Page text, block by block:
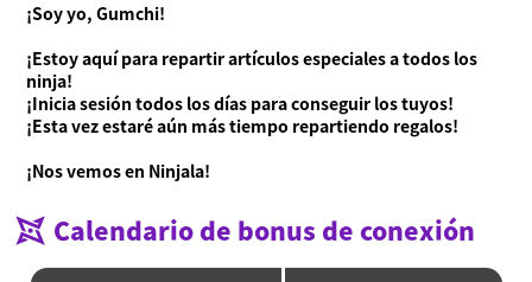
¡Soy yo, Gumchi!
¡Estoy aquí para repartir artículos especiales a todos los
ninja!
¡Inicia sesión todos los días para conseguir los tuyos!
¡Esta vez estaré aún más tiempo repartiendo regalos!
¡Nos vemos en Ninjala!
Calendario de bonus de conexión